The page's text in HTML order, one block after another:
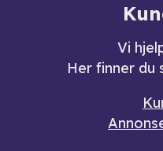
Vi
Her finner du